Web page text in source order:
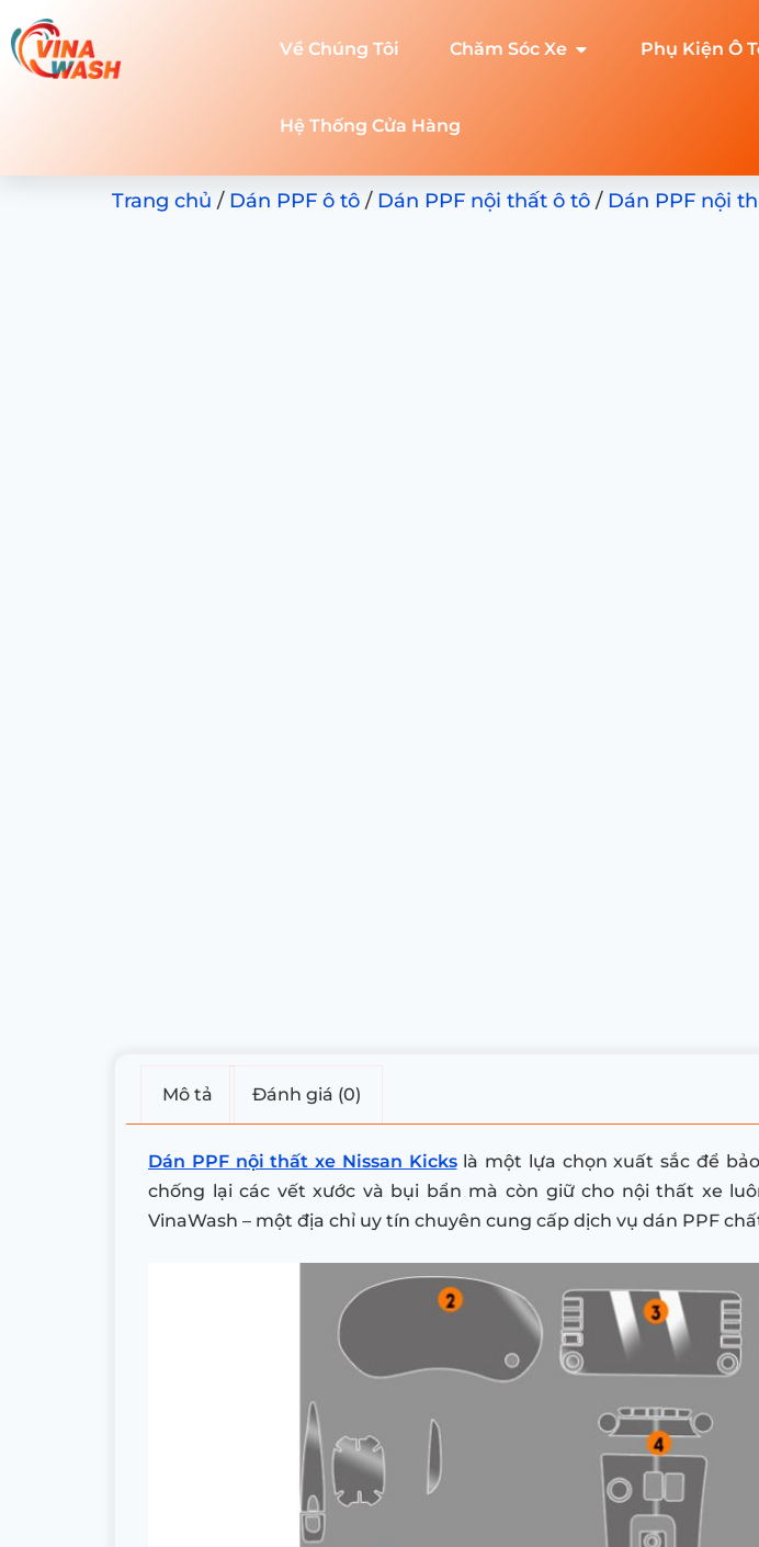
Về Chúng Tôi Chăm Sóc Xe Phụ Kiện Ô
Hệ Thống Cửa Hàng
Trang chủ / Dán PPF ô tô / Dán PPF nội thất ô tô / Dán PPF nội
Mô tả Đánh giá (0)
Dán PPF nội thất xe Nissan Kickslà một lựa chọn xuất sắc để
chống lại các vết xước và bụi bẩn mà còn giữ cho nội thất xe
VinaWash – một địa chỉ uy tín chuyên cung cấp dịch vụ dán PPF